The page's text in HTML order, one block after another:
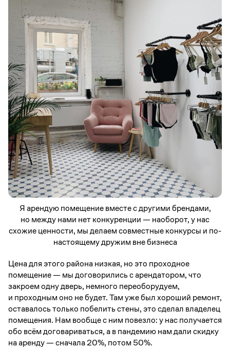
Я арендую помещение вместе с другими брендами,
но между нами нет конкуренции — наоборот, у нас
схожие ценности, мы делаем совместные конкурсы и по-
настоящему дружим вне бизнеса
Цена для этого района низкая, но это проходное
помещение — мы договорились с арендатором, что
закроем одну дверь, немного переоборудуем,
и проходным оно не будет. Там уже был хороший ремонт,
оставалось только побелить стены, это сделал владелец
помещения. Нам вообще с ним повезло: у нас получается
обо всём договариваться, а в пандемию нам дали скидку
на аренду — сначала 20%, потом 50%.